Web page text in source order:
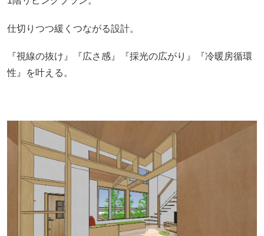
仕切りつつ緩くつながる設計。
『視線の抜け』『広さ感』『採光の広がり』『冷暖房循環
性』を叶える。